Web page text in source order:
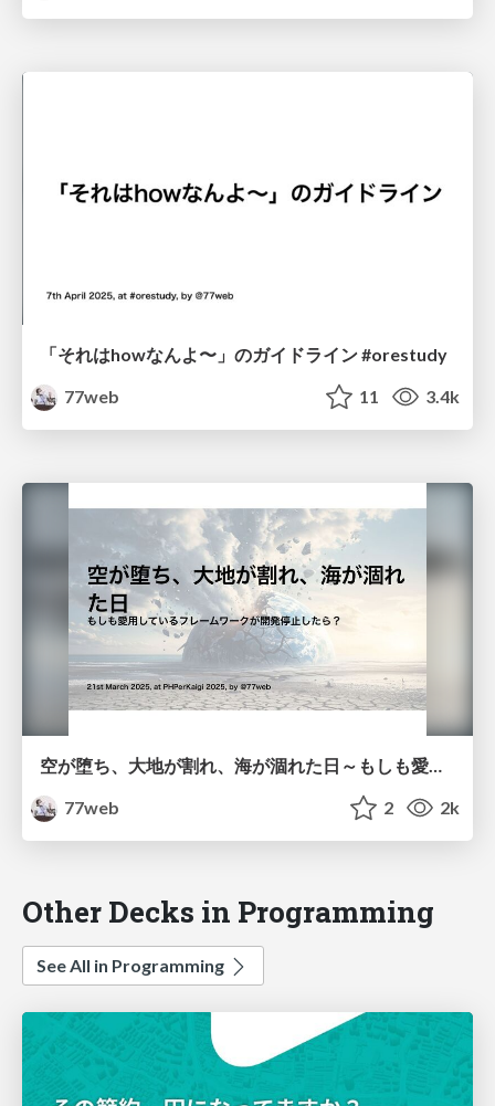
「それはhowなんよ〜」のガイドライン #orestudy
77web
11 3.4k
空が堕ち、大地が割れ、海が涸れた日～もしも愛用しているフレームワークが開発停止したら？～ #phperkaigi 2025
77web
2 2k
Other Decks in Programming
See All in Programming